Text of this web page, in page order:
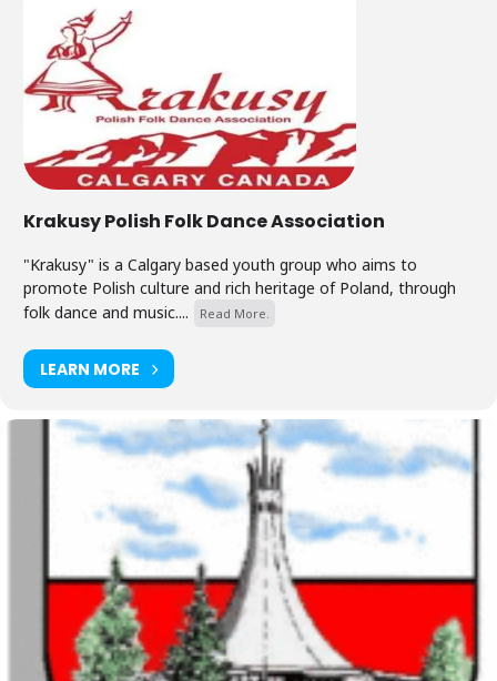
Krakusy Polish Folk Dance Association
"Krakusy" is a Calgary based youth group who aims to
promote Polish culture and rich heritage of Poland, through
folk dance and music....
Read More.
LEARN MORE